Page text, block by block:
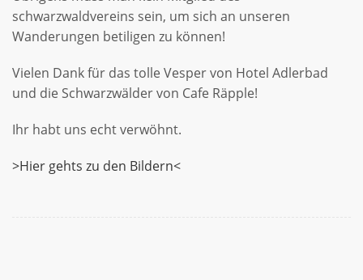
schwarzwaldvereins sein, um sich an unseren
Wanderungen betiligen zu können!
Vielen Dank für das tolle Vesper von Hotel Adlerbad
und die Schwarzwälder von Cafe Räpple!
Ihr habt uns echt verwöhnt.
>Hier gehts zu den Bildern<